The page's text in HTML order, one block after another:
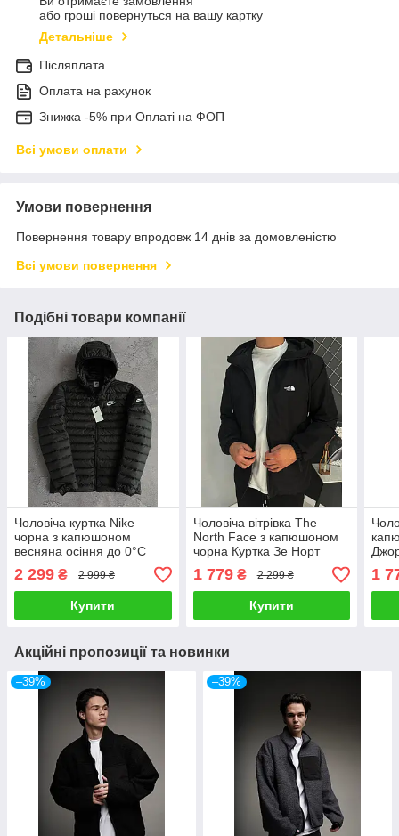
або гроші повернуться на вашу картку
Детальніше
Післяплата
Оплата на рахунок
Знижка -5% при Оплаті на ФОП
Всі умови оплати
Умови повернення
Повернення товару впродовж 14 днів за домовленістю
Всі умови повернення
Подібні товари компанії
Чоловіча куртка Nike
чорна з капюшоном
весняна осіння до 0°C
2 299 ₴ 2 999 ₴
Купити
Чоловіча вітрівка The
North Face з капюшоном
чорна Куртка Зе Норт
Фейс з плащової тканини
весняна
1 779₴ 2 299 ₴
Купити
1
Акційні пропозиції та новинки
–39% –39%